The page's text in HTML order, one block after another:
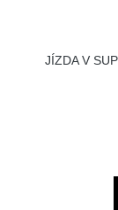
JÍZDA V